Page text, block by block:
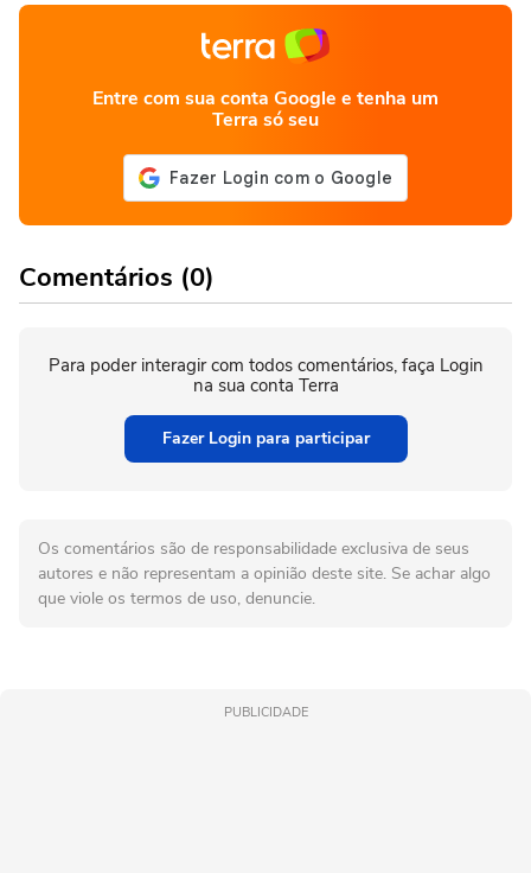
Entre com sua conta Google e tenha um
Terra só seu
Comentários (0)
Para poder interagir com todos comentários, faça Login
na sua conta Terra
Fazer Login para participar
Os comentários são de responsabilidade exclusiva de seus
autores e não representam a opinião deste site. Se achar algo
que viole os termos de uso, denuncie.
PUBLICIDADE